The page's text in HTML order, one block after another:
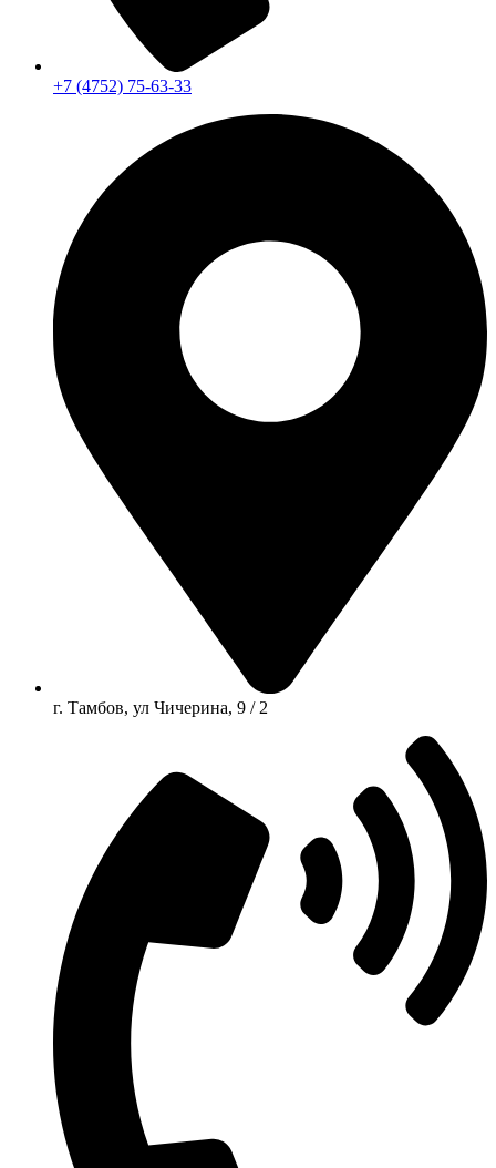
+7 (4752) 75-63-33
г. Тамбов, ул Чичерина, 9 / 2